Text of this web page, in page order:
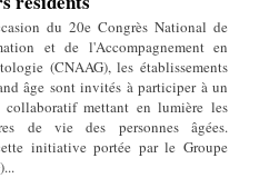
du 20e Congrès National de
et de l'Accompagnement en
(CNAAG), les établissements
âge sont invités à participer à un
collaboratif mettant en lumière les
de vie des personnes âgées.
initiative portée par le Groupe